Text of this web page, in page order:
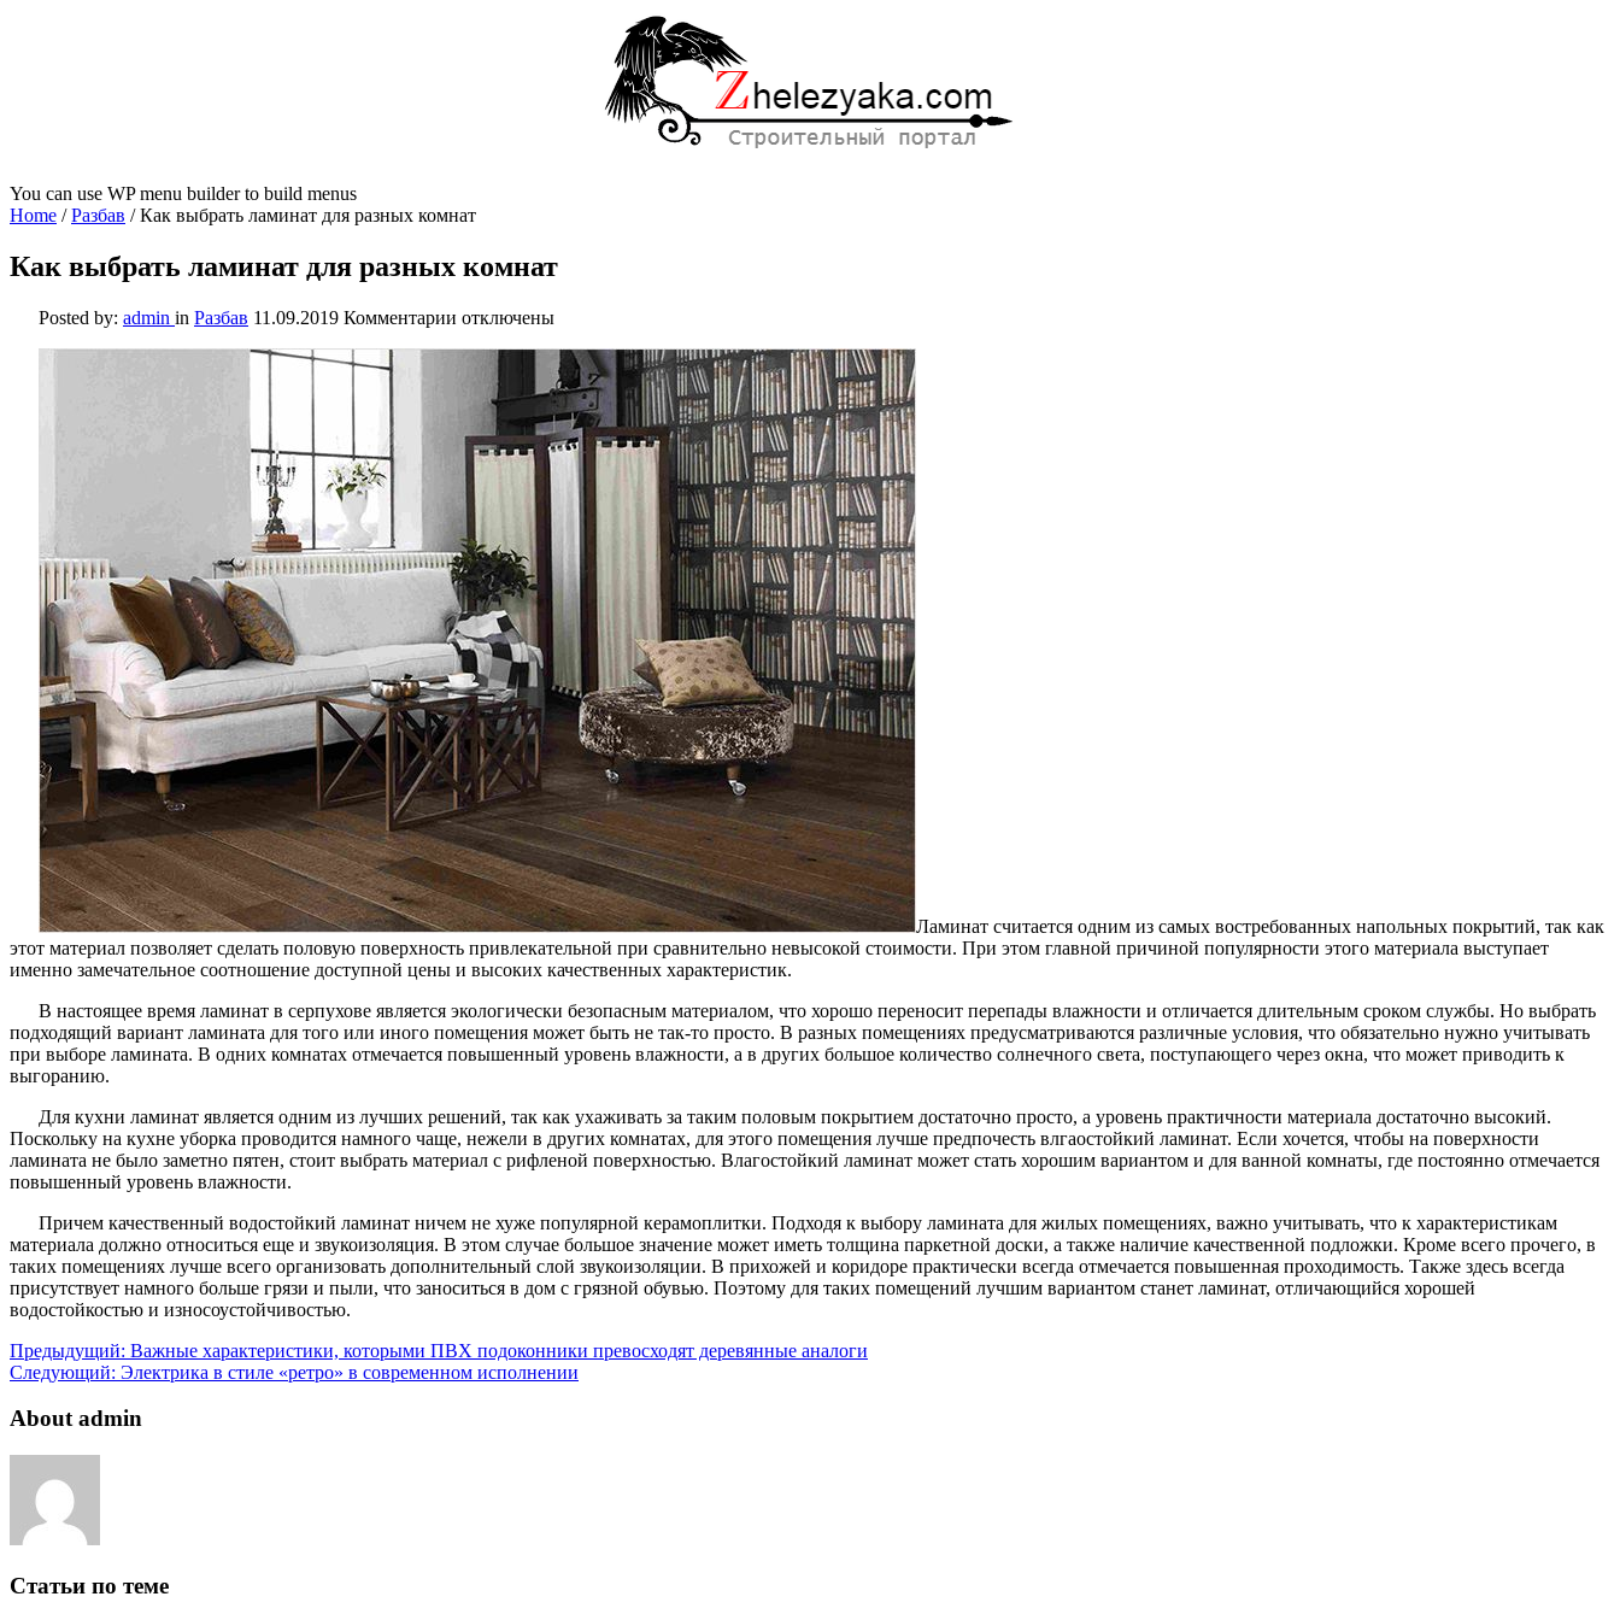
You can use WP menu builder to build menus
Home /Разбав /Как выбрать ламинат для разных комнат
Как выбрать ламинат для разных комнат
Posted by: admin in Разбав 11.09.2019 Комментарии
к
выбрать
ламинат
разных
комнат
отключены
Ламинат считается одним из самых востребованных напольных покрытий, так как
этот материал позволяет сделать половую поверхность привлекательной при сравнительно невысокой стоимости. При этом главной причиной популярности этого материала выступает
именно замечательное соотношение доступной цены и высоких качественных характеристик.
В настоящее время ламинат в серпухове является экологически безопасным материалом, что хорошо переносит перепады влажности и отличается длительным сроком службы. Но выбрать
подходящий вариант ламината для того или иного помещения может быть не так-то просто. В разных помещениях предусматриваются различные условия, что обязательно нужно учитывать
при выборе ламината. В одних комнатах отмечается повышенный уровень влажности, а в других большое количество солнечного света, поступающего через окна, что может приводить к
выгоранию.
Для кухни ламинат является одним из лучших решений, так как ухаживать за таким половым покрытием достаточно просто, а уровень практичности материала достаточно высокий.
Поскольку на кухне уборка проводится намного чаще, нежели в других комнатах, для этого помещения лучше предпочесть влгаостойкий ламинат. Если хочется, чтобы на поверхности
ламината не было заметно пятен, стоит выбрать материал с рифленой поверхностью. Влагостойкий ламинат может стать хорошим вариантом и для ванной комнаты, где постоянно отмечается
повышенный уровень влажности.
Причем качественный водостойкий ламинат ничем не хуже популярной керамоплитки. Подходя к выбору ламината для жилых помещениях, важно учитывать, что к характеристикам
материала должно относиться еще и звукоизоляция. В этом случае большое значение может иметь толщина паркетной доски, а также наличие качественной подложки. Кроме всего прочего, в
таких помещениях лучше всего организовать дополнительный слой звукоизоляции. В прихожей и коридоре практически всегда отмечается повышенная проходимость. Также здесь всегда
присутствует намного больше грязи и пыли, что заноситься в дом с грязной обувью. Поэтому для таких помещений лучшим вариантом станет ламинат, отличающийся хорошей
водостойкостью и износоустойчивостью.
Предыдущий: Важные характеристики, которыми ПВХ подоконники превосходят деревянные аналоги
Следующий: Электрика в стиле «ретро» в современном исполнении
About admin
Статьи по теме